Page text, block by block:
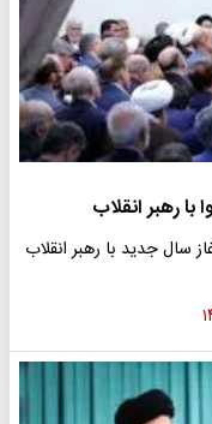
رهبر انقلاب
سال جدید با رهبر انقلاب